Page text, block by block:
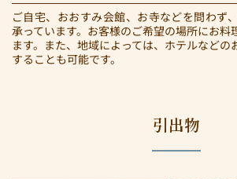
ご自宅、おおすみ会館、お寺などを問わず
承っています。お客様のご希望の場所にお料
ます。また、地域によっては、ホテルなどの
することも可能です。
引出物